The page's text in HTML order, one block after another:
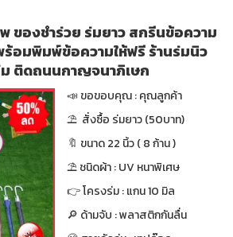
ของชำร่วย ร่มยาว สกรีนข้อความ
อมพิมพ์ข้อความให้ฟรี ร้านร่มนิว
ติดถนนกาญจนาภิเษก
📣 ขอขอบคุณ : คุณลูกค้า
⛱ สั่งซื้อ ร่มยาว (50บาท)
🔖 ขนาด 22 นิ้ว ( 8 ก้าน )
⛱ ชนิดผ้า : UV หนาพิเศษ
👉 โครงร่ม : แกน 10 มิล
🔎 ด้ามจับ : พลาสติกกันลื่น